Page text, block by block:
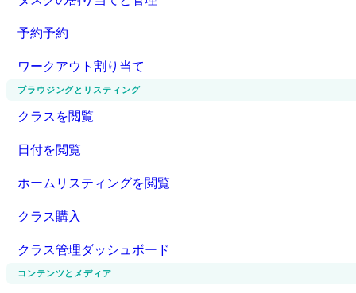
予約予約
ワークアウト割り当て
ブラウジングとリスティング
クラスを閲覧
日付を閲覧
ホームリスティングを閲覧
クラス購入
クラス管理ダッシュボード
コンテンツとメディア